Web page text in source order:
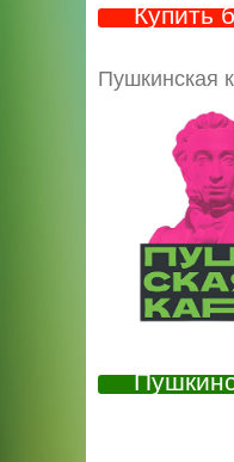
Купить
Пушкинская